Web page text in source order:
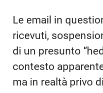
Le email in
ricevuti,
di un presunto
contesto
ma in realtà privo